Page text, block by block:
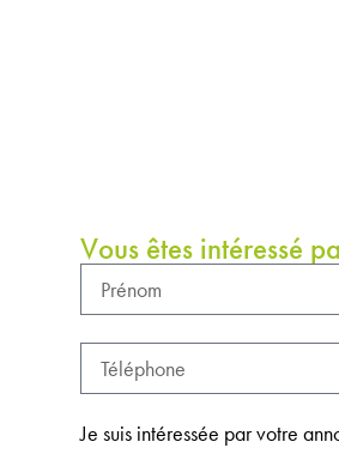
Vous êtes intéressé
Je suis intéressée par votre